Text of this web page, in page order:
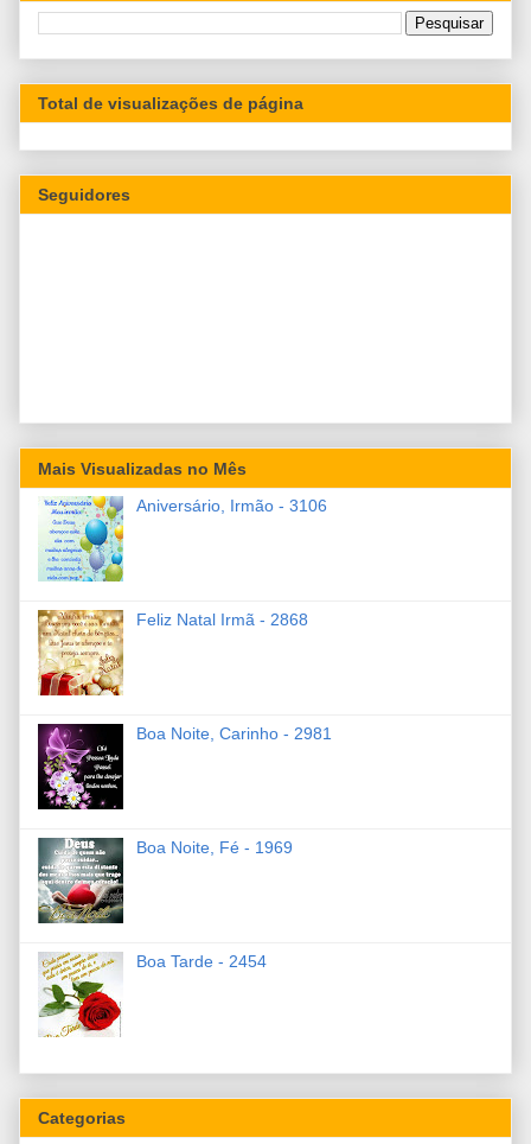
Total de visualizações de página
Seguidores
Mais Visualizadas no Mês
Aniversário, Irmão - 3106
Feliz Natal Irmã - 2868
Boa Noite, Carinho - 2981
Boa Noite, Fé - 1969
Boa Tarde - 2454
Categorias